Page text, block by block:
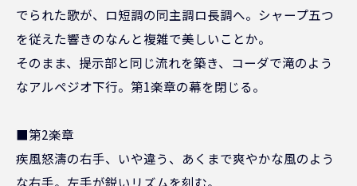
でられた歌が、ロ短調の同主調ロ長調へ。シャープ五つ
を従えた響きのなんと複雑で美しいことか。
そのまま、提示部と同じ流れを築き、コーダで滝のよう
なアルペジオ下行。第1楽章の幕を閉じる。
■第2楽章
疾風怒濤の右手、いや違う、あくまで爽やかな風のよう
な右手。左手が鋭いリズムを刻む。